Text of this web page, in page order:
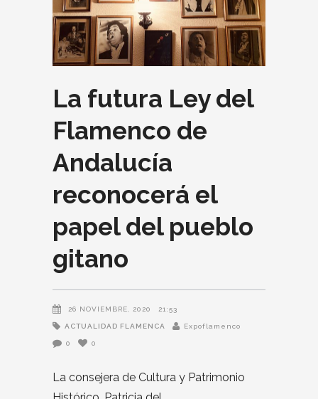
La futura Ley del
Flamenco de
Andalucía
reconocerá el
papel del pueblo
gitano
26 NOVIEMBRE, 2020 21:53
ACTUALIDAD FLAMENCA Expoflamenco
0 0
La consejera de Cultura y Patrimonio